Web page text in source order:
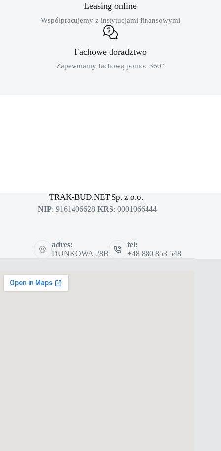
Leasing online
Współpracujemy z instytucjami finansowymi
Fachowe doradztwo
Zapewniamy fachową pomoc 360°
TRAK-BUD.NET Sp. z o.o.
NIP: 9161406628 KRS: 0001066444
adres:
DUNKOWA 28B
tel:
+48 880 853 548